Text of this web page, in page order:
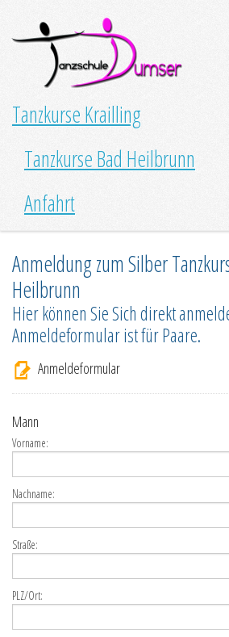
Tanzkurse Krailling
Tanzkurse Bad Heilbrunn
Anfahrt
Anmeldung zum Silber
Heilbrunn
Hier können Sie Sich direkt
Anmeldeformular ist für Paare.
Anmeldeformular
Mann
Vorname:
Nachname:
Straße:
PLZ/Ort: